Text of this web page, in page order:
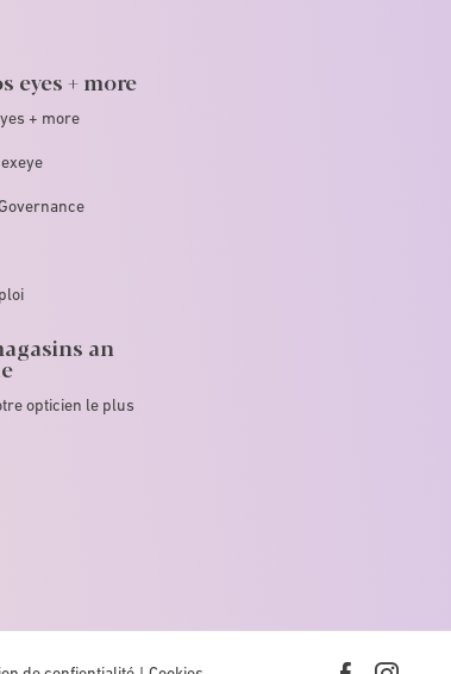
eyes + more
+ more
an
opticien le plus